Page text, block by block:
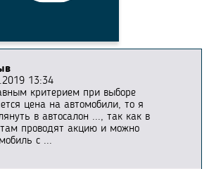
13:34
критерием при выборе
цена на автомобили, то я
в автосалон ..., так как в
проводят акцию и можно
с ...